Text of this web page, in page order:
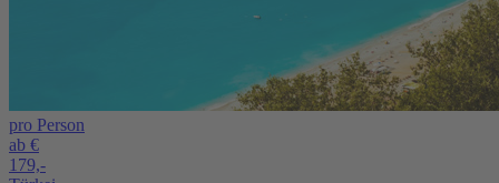
pro Person
ab €
179,-